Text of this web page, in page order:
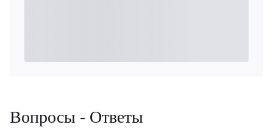
Вопросы - Ответы